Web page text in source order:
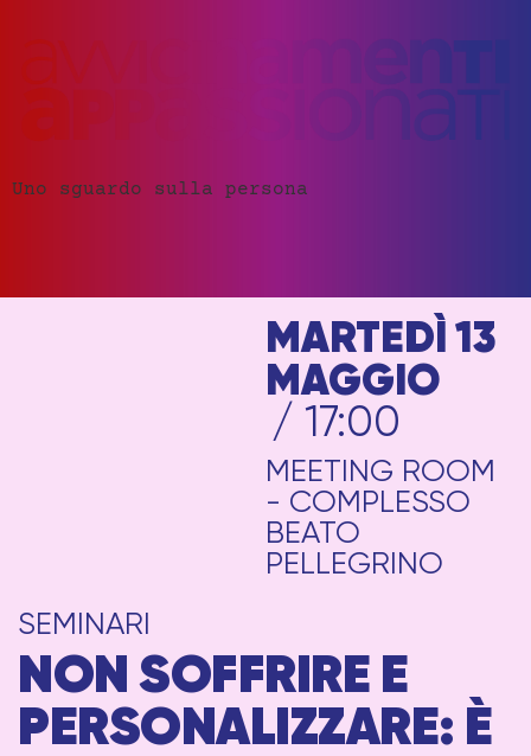
Uno sguardo sulla persona
MARTEDÌ 13
MAGGIO
/ 17:00
MEETING ROOM
- COMPLESSO
BEATO
PELLEGRINO
SEMINARI
NON SOFFRIRE E
PERSONALIZZARE: È